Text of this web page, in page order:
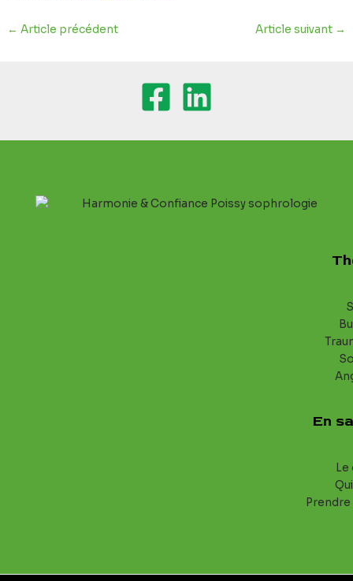
← Article précédent Article suivant →
En